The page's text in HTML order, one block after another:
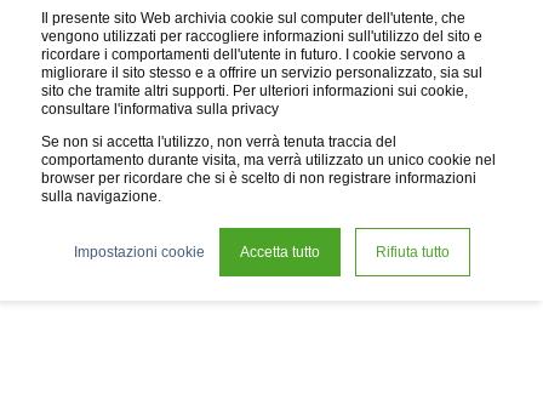
Il presente sito Web archivia cookie sul computer dell'utente, che
vengono utilizzati per raccogliere informazioni sull'utilizzo del sito e
ricordare i comportamenti dell'utente in futuro. I cookie servono a
migliorare il sito stesso e a offrire un servizio personalizzato, sia sul
sito che tramite altri supporti. Per ulteriori informazioni sui cookie,
consultare l'informativa sulla privacy
Se non si accetta l'utilizzo, non verrà tenuta traccia del
comportamento durante visita, ma verrà utilizzato un unico cookie nel
browser per ricordare che si è scelto di non registrare informazioni
sulla navigazione.
Impostazioni cookie Accetta tutto Rifiuta tutto
News